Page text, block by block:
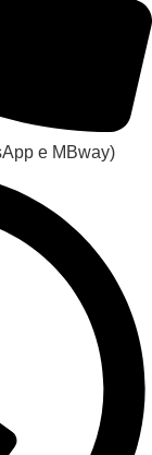
e MBway)